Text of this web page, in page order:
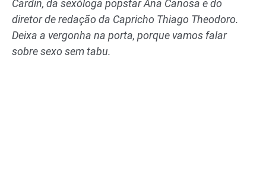
Cardin, da sexóloga popstar Ana Canosa e do
diretor de redação da Capricho Thiago Theodoro.
Deixa a vergonha na porta, porque vamos falar
sobre sexo sem tabu.